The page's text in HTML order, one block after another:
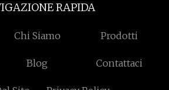
RAPIDA
Chi Siamo Prodotti
Blog Contattaci